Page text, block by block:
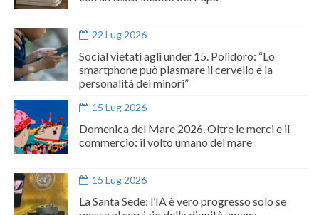
22 Lug 2026
Social vietati agli under 15. Polidoro: “Lo
smartphone può plasmare il cervello e la
personalità dei minori”
15 Lug 2026
Domenica del Mare 2026. Oltre le merci e il
commercio: il volto umano del mare
15 Lug 2026
La Santa Sede: l’IA è vero progresso solo se